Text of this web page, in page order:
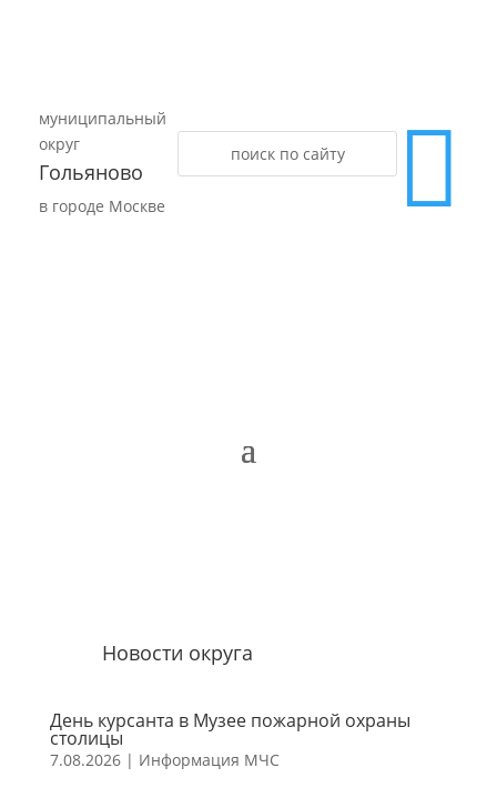
муниципальный
округ
Гольяново
в городе Москве 
Новости округа
День курсанта в Музее пожарной охраны
столицы
7.08.2026| Информация МЧС